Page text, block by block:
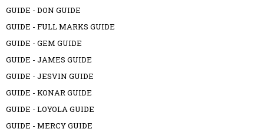
GUIDE - DON GUIDE
GUIDE - FULL MARKS GUIDE
GUIDE - GEM GUIDE
GUIDE - JAMES GUIDE
GUIDE - JESVIN GUIDE
GUIDE - KONAR GUIDE
GUIDE - LOYOLA GUIDE
GUIDE - MERCY GUIDE